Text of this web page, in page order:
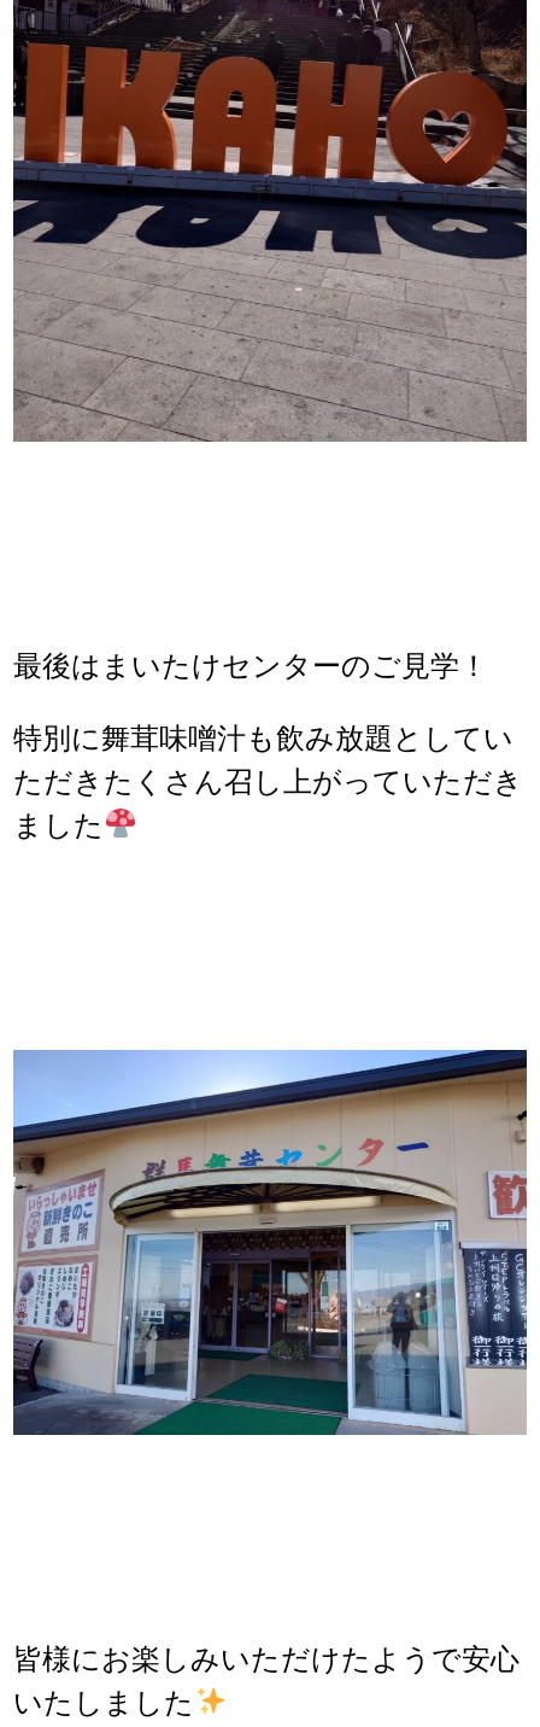
最後はまいたけセンターのご見学！
特別に舞茸味噌汁も飲み放題としてい
ただきたくさん召し上がっていただき
ました
皆様にお楽しみいただけたようで安心
いたしました